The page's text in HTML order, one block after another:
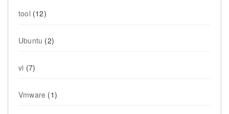
tool (12)
Ubuntu (2)
vi (7)
Vmware (1)